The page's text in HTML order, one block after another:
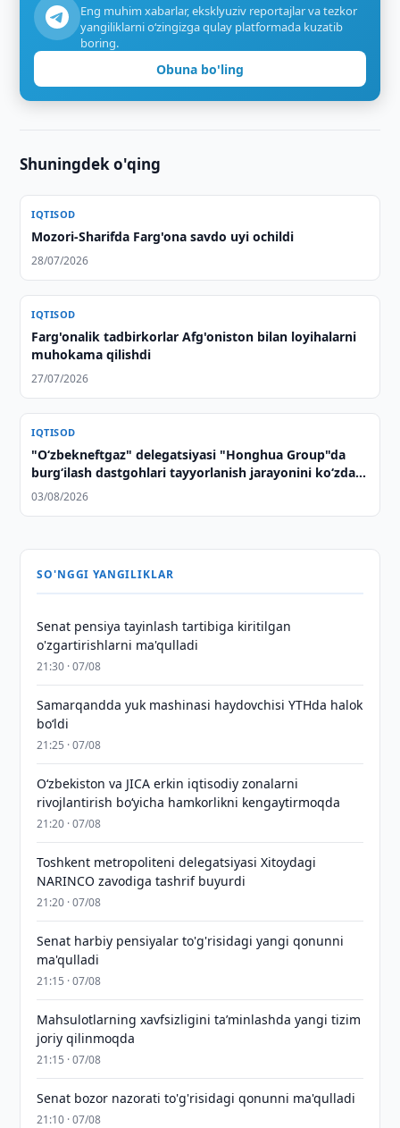
Eng muhim xabarlar, eksklyuziv reportajlar va tezkor
yangiliklarni o‘zingizga qulay platformada kuzatib
boring.
Obuna bo'ling
Shuningdek o'qing
IQTISOD
Mozori-Sharifda Farg'ona savdo uyi ochildi
28/07/2026
IQTISOD
Farg'onalik tadbirkorlar Afg'oniston bilan loyihalarni
muhokama qilishdi
27/07/2026
IQTISOD
"O‘zbekneftgaz" delegatsiyasi "Honghua Group"da
burg‘ilash dastgohlari tayyorlanish jarayonini ko‘zdan
kechirdi
03/08/2026
SO'NGGI YANGILIKLAR
Senat pensiya tayinlash tartibiga kiritilgan
o'zgartirishlarni ma'qulladi
21:30 · 07/08
Samarqandda yuk mashinasi haydovchisi YTHda halok
bo‘ldi
21:25 · 07/08
Oʻzbekiston va JICA erkin iqtisodiy zonalarni
rivojlantirish boʻyicha hamkorlikni kengaytirmoqda
21:20 · 07/08
Toshkent metropoliteni delegatsiyasi Xitoydagi
NARINCO zavodiga tashrif buyurdi
21:20 · 07/08
Senat harbiy pensiyalar to'g'risidagi yangi qonunni
ma'qulladi
21:15 · 07/08
Mahsulotlarning xavfsizligini taʼminlashda yangi tizim
joriy qilinmoqda
21:15 · 07/08
Senat bozor nazorati to'g'risidagi qonunni ma'qulladi
21:10 · 07/08